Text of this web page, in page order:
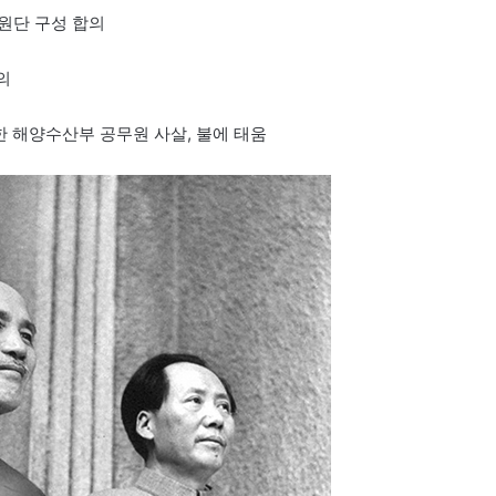
단 구성 합의
해양수산부 공무원 사살, 불에 태움